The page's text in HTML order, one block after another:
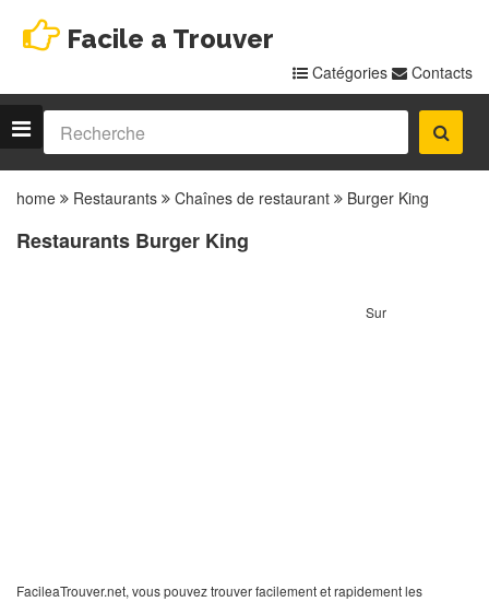
Facile a Trouver
Catégories Contacts
home Restaurants Chaînes de restaurant Burger King
Restaurants Burger King
Sur
FacileaTrouver.net, vous pouvez trouver facilement et rapidement les